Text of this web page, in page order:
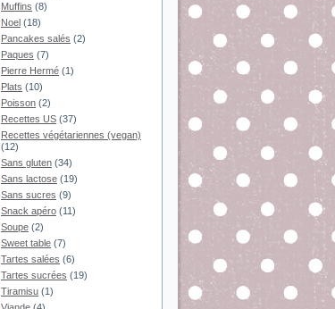
Muffins (8)
Noel (18)
Pancakes salés (2)
Paques (7)
Pierre Hermé (1)
Plats (10)
Poisson (2)
Recettes US (37)
Recettes végétariennes (vegan)
(12)
Sans gluten (34)
Sans lactose (19)
Sans sucres (9)
Snack apéro (11)
Soupe (2)
Sweet table (7)
Tartes salées (6)
Tartes sucrées (19)
Tiramisu (1)